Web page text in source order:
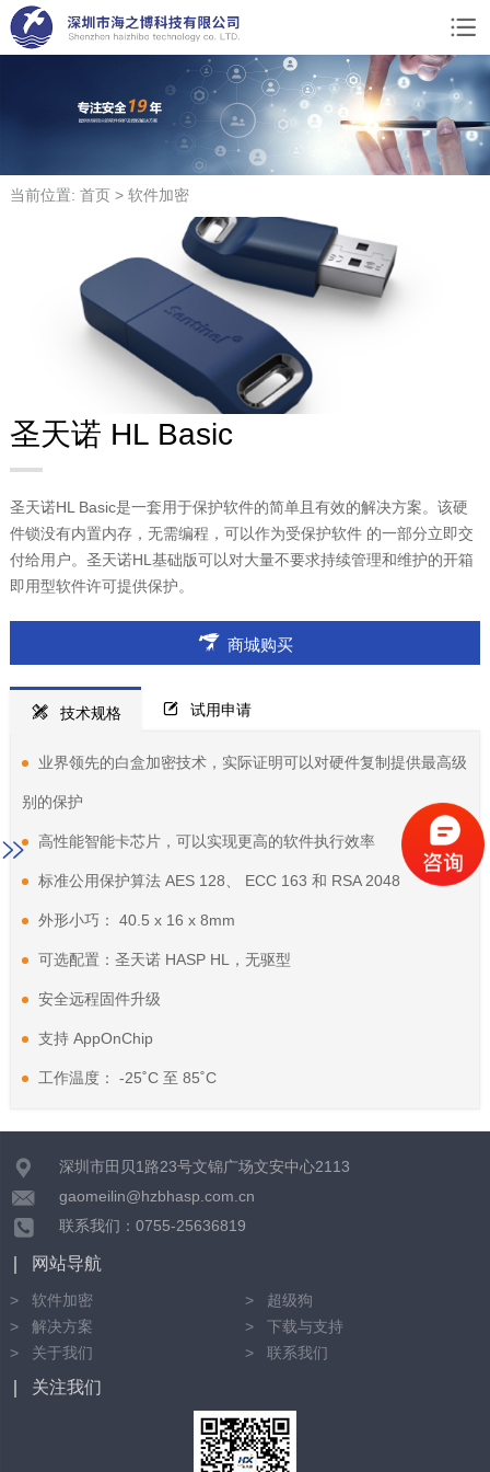
当前位置: 首页 > 软件加密
圣天诺 HL Basic
圣天诺HL Basic是一套用于保护软件的简单且有效的解决方案。该硬
件锁没有内置内存，无需编程，可以作为受保护软件 的一部分立即交
付给用户。圣天诺HL基础版可以对大量不要求持续管理和维护的开箱
即用型软件许可提供保护。
商城购买
技术规格
业界领先的白盒加密技术，实际证明可以对硬件复制提供最高级
别的保护
高性能智能卡芯片，可以实现更高的软件执行效率
标准公用保护算法 AES 128、 ECC 163 和 RSA 2048
外形小巧： 40.5 x 16 x 8mm
可选配置：圣天诺 HASP HL，无驱型
安全远程固件升级
支持 AppOnChip
工作温度： -25˚C 至 85˚C
试用申请
深圳市田贝1路23号文锦广场文安中心2113
gaomeilin@hzbhasp.com.cn
联系我们：0755-25636819
网站导航
软件加密
超级狗
解决方案
下载与支持
关于我们
联系我们
关注我们